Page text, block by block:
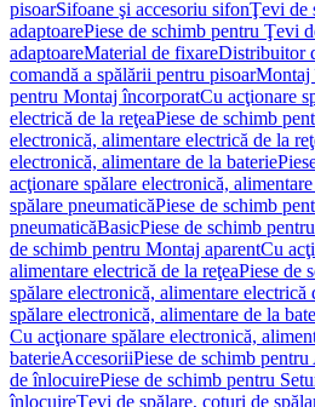
pisoarSifoane şi accesoriu sifonŢevi de
adaptoarePiese de schimb pentru Ţevi
adaptoareMaterial de fixareDistribuitor
comandă a spălării pentru pisoarMontaj
pentru Montaj încorporatCu acţionare
electrică de la reţeaPiese de schimb
electronică, alimentare electrică de la
electronică, alimentare de la baterie
acţionare spălare electronică,
spălare pneumaticăPiese de schimb
pneumaticăBasicPiese de schimb
de schimb pentru Montaj aparentCu
alimentare electrică de la reţeaPiese de
spălare electronică, alimentare electrică
spălare electronică, alimentare de la
Cu acţionare spălare electronică,
baterieAccesoriiPiese de schimb
de înlocuirePiese de schimb pentru
înlocuireŢevi de spălare, coturi de